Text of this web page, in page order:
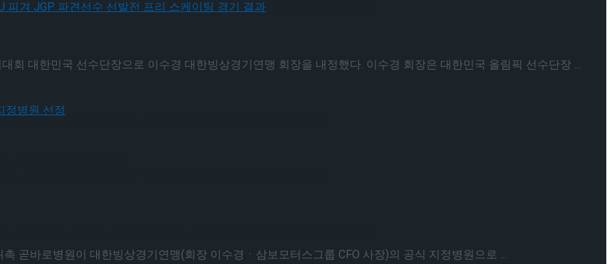
ISU 피겨 JGP 파견선수 선발전 프리 스케이팅 경기 결과
겨 JGP 파견선수 선발전 프리 스케이팅 경기 결과
ISU 피겨 JGP 파견선수 선발전 프리 스케이팅 경기 결과
회 대한민국 선수단장으로 이수경 대한빙상경기연맹 회장을 내정했다. 이수경 회장은 대한민국 올림픽 선수단장 ...
곧바로병원이 대한빙상경기연맹(회장 이수경ㆍ삼보모터스그룹 CFO 사장)의 공식 지정병원으로 ...